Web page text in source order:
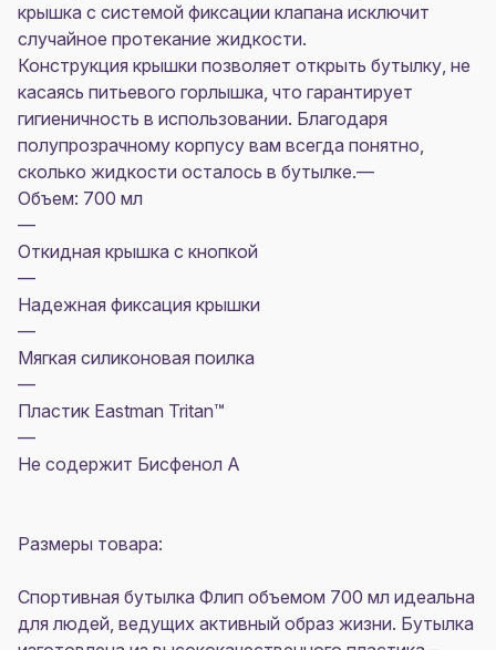
крышка с системой фиксации клапана исключит
случайное протекание жидкости.
Конструкция крышки позволяет открыть бутылку, не
касаясь питьевого горлышка, что гарантирует
гигиеничность в использовании. Благодаря
полупрозрачному корпусу вам всегда понятно,
сколько жидкости осталось в бутылке.—
Объем: 700 мл
—
Откидная крышка с кнопкой
—
Надежная фиксация крышки
—
Мягкая силиконовая поилка
—
Пластик Eastman Tritan™
—
Не содержит Бисфенол А
Размеры товара:
Спортивная бутылка Флип объемом 700 мл идеальна
для людей, ведущих активный образ жизни. Бутылка